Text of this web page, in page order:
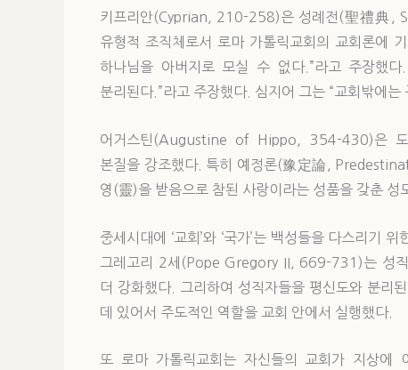
키프리안(Cyprian, 210-258)은 성례전(聖禮典,
유형적 조직체로서 로마 가톨릭교회의 교회론에
하나님을 아버지로 모실 수 없다.”라고 주장했
분리된다.”라고 주장했다. 심지어 그는 “교회밖에는
어거스틴(Augustine of Hippo, 354-430)은
본질을 강조했다. 특히 예정론(豫定論,
영(靈)을 받음으로 참된 사랑이라는 성품을 갖춘 성
중세시대에 ‘교회’와 ‘국가’는 백성들을 다스리기
그레고리 2세(Pope Gregory II, 669-731)는 성직
더 강화했다. 그리하여 성직자들을 평신도와 분리
데 있어서 주도적인 역할을 교회 안에서 실행했다.
또 로마 가톨릭교회는 자신들의 교회가 지상에